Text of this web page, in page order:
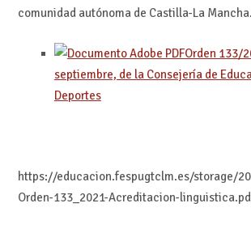
comunidad autónoma de Castilla-La Mancha.
Orden 133/
septiembre, de la Consejería de
Deportes
https://educacion.fespugtclm.es/storage/
Orden-133_2021-Acreditacion-